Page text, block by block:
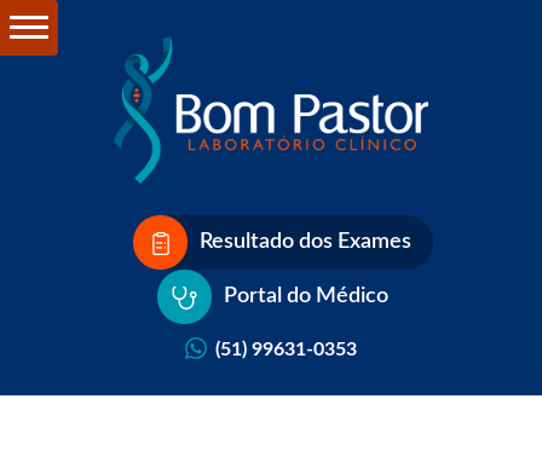
Resultado dos Exames
Portal do Médico
(51) 99631-0353